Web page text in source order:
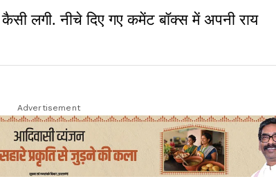
लगी. नीचे दिए गए कमेंट बॉक्स में अपनी राय
Advertisement